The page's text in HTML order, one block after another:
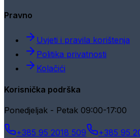
Pravno
Uvjeti i pravila korištenja
Politika privatnosti
Kolačići
Korisnička podrška
Ponedjeljak - Petak 09:00-17:00
+385 95 2018 509 +385 95